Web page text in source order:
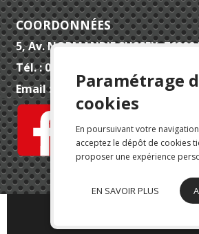
COORDONNÉES
5, Av. NORMANDIE SUSSEX 76200
Tél. : 02 32 90 52 52
Email :
contact@qualepi.fr
Paramétrage
cookies
En poursuivant votre
acceptez le dépôt de cookies
proposer une expérience
EN SAVOIR PLUS